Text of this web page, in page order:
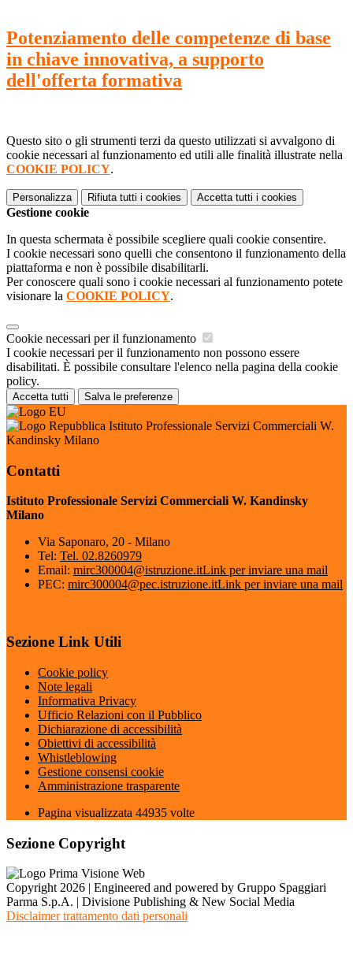
Potenziamento delle competenze di base
in chiave innovativa, a supporto
dell'offerta formativa
Questo sito o gli strumenti terzi da questo utilizzati si avvalgono di
cookie necessari al funzionamento ed utili alle finalità illustrate nella
COOKIE POLICY.
Personalizza Rifiuta tutti i cookies Accetta tutti i cookies
Gestione cookie
In questa schermata è possibile scegliere quali cookie consentire.
I cookie necessari sono quelli che consentono il funzionamento della
piattaforma e non è possibile disabilitarli.
Per conoscere quali sono i cookie necessari al funzionamento potete
visionare la COOKIE POLICY.
Cookie necessari per il funzionamento
I cookie necessari per il funzionamento non possono essere
disabilitati. È possibile consultare l'elenco nella pagina della cookie
policy.
Accetta tutti Salva le preferenze
Istituto Professionale Servizi Commerciali W.
Kandinsky Milano
Contatti
Istituto Professionale Servizi Commerciali W. Kandinsky
Milano
Via Saponaro, 20 - Milano
Tel: Tel. 02.8260979
Email: mirc300004@istruzione.itLink per inviare una mail
PEC: mirc300004@pec.istruzione.itLink per inviare una mail
Sezione Link Utili
Cookie policy
Note legali
Informativa Privacy
Ufficio Relazioni con il Pubblico
Dichiarazione di accessibilità
Obiettivi di accessibilità
Whistleblowing
Gestione consensi cookie
Amministrazione trasparente
Pagina visualizzata 44935 volte
Sezione Copyright
Copyright 2026 | Engineered and powered by Gruppo Spaggiari
Parma S.p.A. | Divisione Publishing & New Social Media
Disclaimer trattamento dati personali